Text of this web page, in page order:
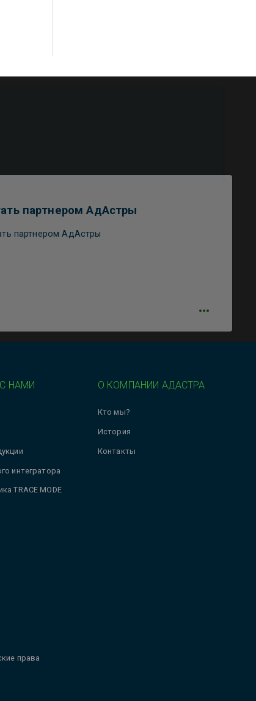
партнером АдАстры
партнером АдАстры
НАМИ
интегратора
TRACE MODE
О КОМПАНИИ АДАСТРА
Кто мы?
История
Контакты
права